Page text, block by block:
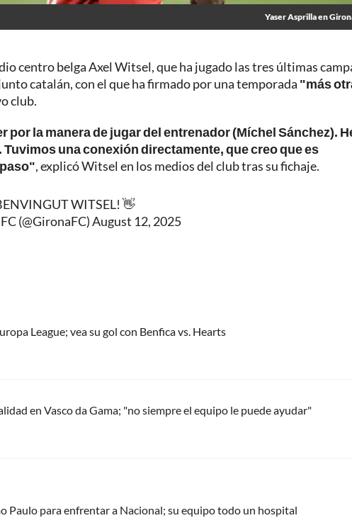
Yaser Asprilla en
centro belga Axel Witsel, que ha jugado las tres últimas
catalán, con el que ha firmado por una temporada "más
club.
por la manera de jugar del entrenador (Míchel Sánchez).
una conexión directamente, que creo que es
, explicó Witsel en los medios del club tras su fichaje.
WITSEL! 👋
(@GironaFC)August 12, 2025
League; vea su gol con Benfica vs. Hearts
en Vasco da Gama; "no siempre el equipo le puede ayudar"
Paulo para enfrentar a Nacional; su equipo todo un hospital